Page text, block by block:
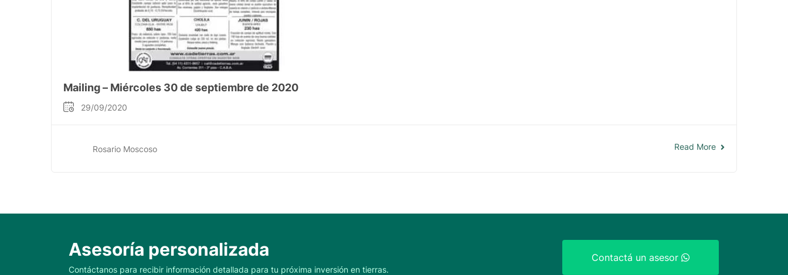
Mailing – Miércoles 30 de septiembre de 2020
29/09/2020
Rosario Moscoso Read More
Asesoría personalizada
Contáctanos para recibir información detallada para tu próxima inversión en tierras.
Contactá un asesor